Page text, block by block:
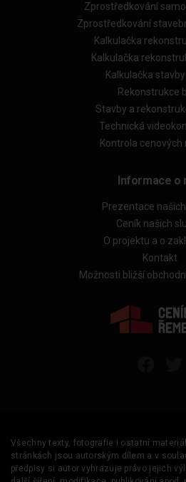
Zprostředkování
Zprostředkování
Kalkulačka
Kalkulačka
Kalkulačka
Rekonstrukce
Stavby a
Technická
Kontrola cenových
Informace o
Prezentace
Ceník našich
O projektu a o
Kontakt
Možnosti bližší
Všechny texty, fotografie i ostatní
stránkách jsou autorským dílem a v
předpisy si autor vyhrazuje právo jejich